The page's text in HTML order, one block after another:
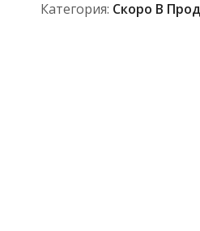
Категория: Скоро В